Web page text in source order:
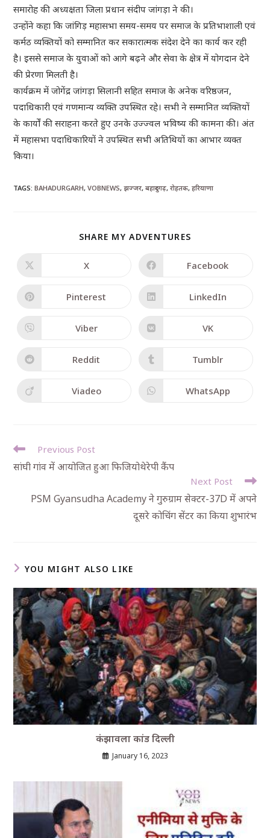
समारोह की अध्यक्षता जिला प्रधान संदीप जांगड़ा ने की।
उन्होंने कहा कि जांगिड़ महासभा समय-समय पर समाज के प्रतिभाशाली एवं
कर्मठ व्यक्तियों को सम्मानित कर सकारात्मक संदेश देने का कार्य कर रही
है। इससे समाज के युवाओं को आगे बढ़ने और सेवा के क्षेत्र में योगदान देने
की प्रेरणा मिलती है।
कार्यक्रम में जोगेंद्र जांगड़ा सिलानी सहित समाज के अनेक वरिष्ठजन,
पदाधिकारी एवं गणमान्य व्यक्ति उपस्थित रहे। सभी ने सम्मानित व्यक्तियों
के कार्यों की सराहना करते हुए उनके उज्ज्वल भविष्य की कामना की। अंत
में महासभा पदाधिकारियों ने उपस्थित सभी अतिथियों का आभार व्यक्त
किया।
TAGS:BAHADURGARH, VOBNEWS, झज्जर, बहादुरगढ़, रोहतक, हरियाणा
SHARE MY ADVENTURES
X Facebook
Pinterest LinkedIn
Viber VK
Reddit Tumblr
Viadeo WhatsApp
Previous Post
सांघी गांव में आयोजित हुआ फिजियोथेरेपी कैंप
Next Post
PSM Gyansudha Academy ने गुरुग्राम सेक्टर-37D में अपने
दूसरे कोचिंग सेंटर का किया शुभारंभ
YOU MIGHT ALSO LIKE
कंझावला कांड दिल्ली
January 16, 2023